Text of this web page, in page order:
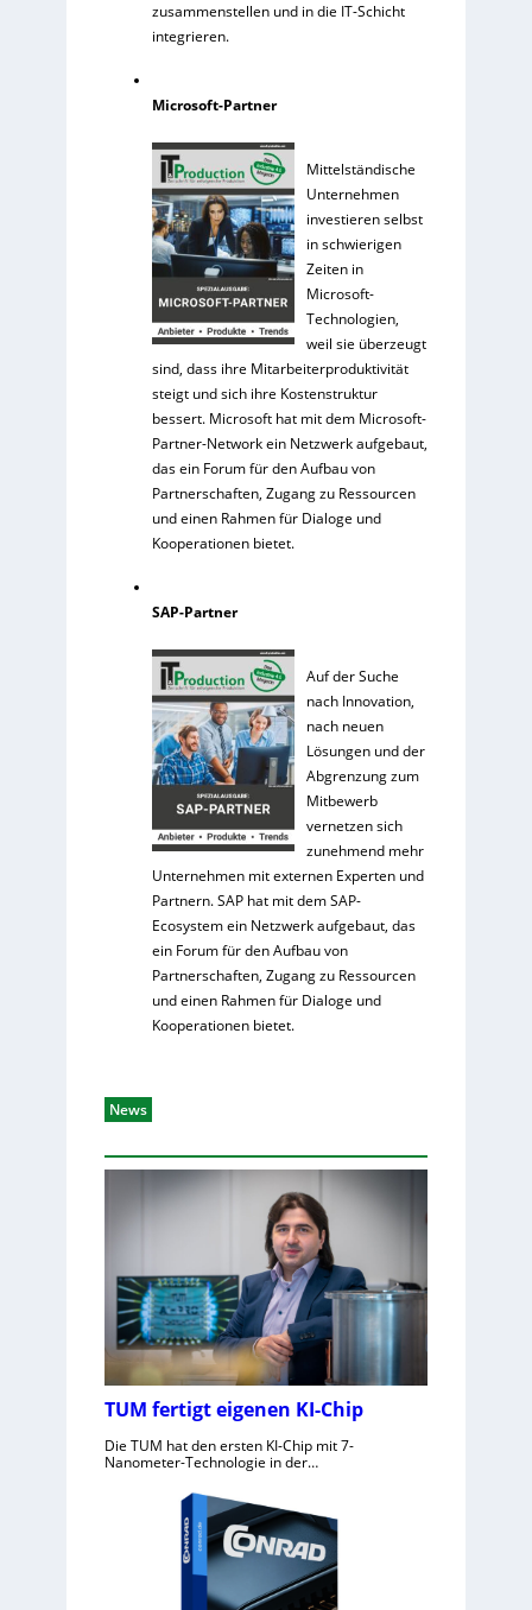
zusammenstellen und in die IT-Schicht
integrieren.
Microsoft-Partner
Mittelständische
Unternehmen
investieren selbst
in schwierigen
Zeiten in
Microsoft-
Technologien,
weil sie überzeugt
sind, dass ihre Mitarbeiterproduktivität
steigt und sich ihre Kostenstruktur
bessert. Microsoft hat mit dem Microsoft-
Partner-Network ein Netzwerk aufgebaut,
das ein Forum für den Aufbau von
Partnerschaften, Zugang zu Ressourcen
und einen Rahmen für Dialoge und
Kooperationen bietet.
SAP-Partner
Auf der Suche
nach Innovation,
nach neuen
Lösungen und der
Abgrenzung zum
Mitbewerb
vernetzen sich
zunehmend mehr
Unternehmen mit externen Experten und
Partnern. SAP hat mit dem SAP-
Ecosystem ein Netzwerk aufgebaut, das
ein Forum für den Aufbau von
Partnerschaften, Zugang zu Ressourcen
und einen Rahmen für Dialoge und
Kooperationen bietet.
News
TUM fertigt eigenen KI-Chip
Die TUM hat den ersten KI-Chip mit 7-
Nanometer-Technologie in der…